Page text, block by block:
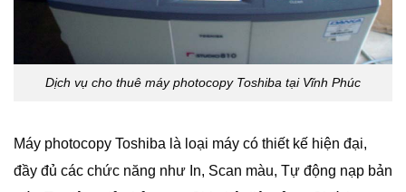
Dịch vụ cho thuê máy photocopy Toshiba tại Vĩnh Phúc
Máy photocopy Toshiba là loại máy có thiết kế hiện đại,
đầy đủ các chức năng như In, Scan màu, Tự động nạp bản